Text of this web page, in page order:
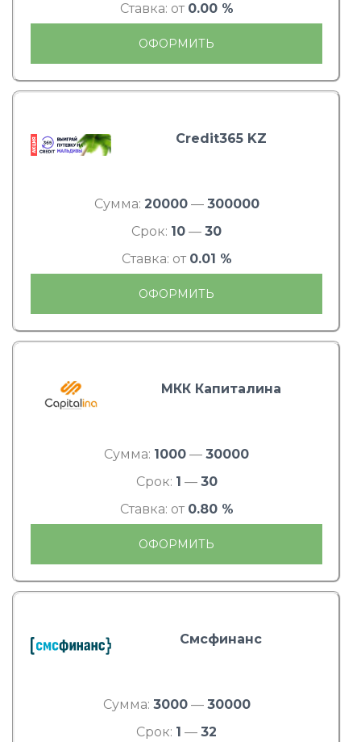
Ставка: от 0.00 %
ОФОРМИТЬ
Credit365 KZ
Сумма: 20000— 300000
Срок: 10 — 30
Ставка: от 0.01 %
ОФОРМИТЬ
МКК Капиталина
Сумма: 1000 — 30000
Срок: 1 — 30
Ставка: от 0.80 %
ОФОРМИТЬ
Смсфинанс
Сумма: 3000— 30000
Срок: 1 — 32